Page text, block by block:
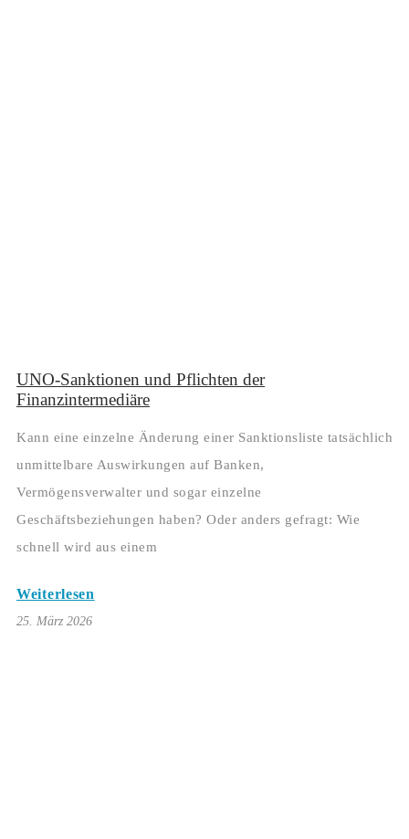
UNO-Sanktionen und Pflichten der
Finanzintermediäre
Kann eine einzelne Änderung einer Sanktionsliste tatsächlich
unmittelbare Auswirkungen auf Banken,
Vermögensverwalter und sogar einzelne
Geschäftsbeziehungen haben? Oder anders gefragt: Wie
schnell wird aus einem
Weiterlesen
25. März 2026